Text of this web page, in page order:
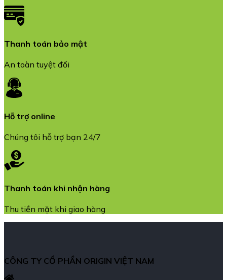
Thanh toán bảo mật
An toàn tuyệt đối
Hỗ trợ online
Chúng tôi hỗ trợ bạn 24/7
Thanh toán khi nhận hàng
Thu tiền mặt khi giao hàng
CÔNG TY CỔ PHẦN ORIGIN VIỆT NAM